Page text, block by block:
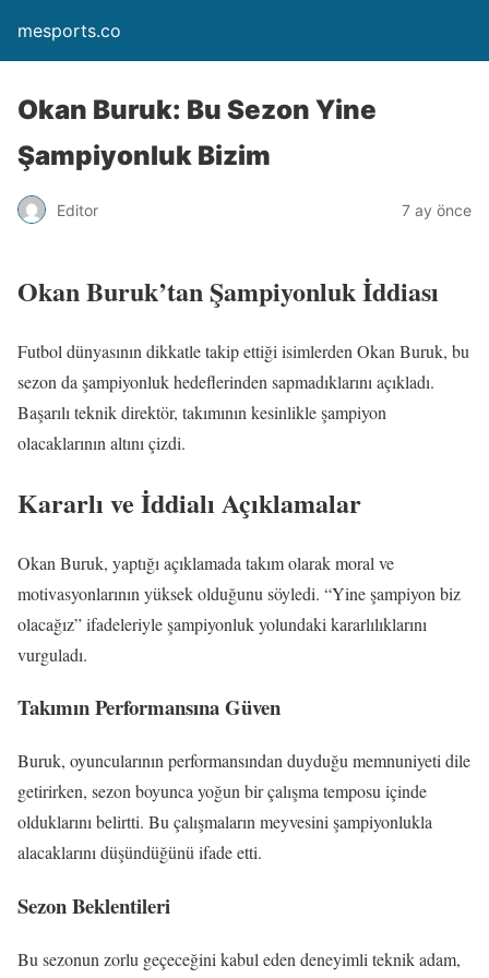
mesports.co
Okan Buruk: Bu Sezon Yine
Şampiyonluk Bizim
Editor 7 ay önce
Okan Buruk’tan Şampiyonluk İddiası
Futbol dünyasının dikkatle takip ettiği isimlerden Okan Buruk, bu
sezon da şampiyonluk hedeflerinden sapmadıklarını açıkladı.
Başarılı teknik direktör, takımının kesinlikle şampiyon
olacaklarının altını çizdi.
Kararlı ve İddialı Açıklamalar
Okan Buruk, yaptığı açıklamada takım olarak moral ve
motivasyonlarının yüksek olduğunu söyledi. “Yine şampiyon biz
olacağız” ifadeleriyle şampiyonluk yolundaki kararlılıklarını
vurguladı.
Takımın Performansına Güven
Buruk, oyuncularının performansından duyduğu memnuniyeti dile
getirirken, sezon boyunca yoğun bir çalışma temposu içinde
olduklarını belirtti. Bu çalışmaların meyvesini şampiyonlukla
alacaklarını düşündüğünü ifade etti.
Sezon Beklentileri
Bu sezonun zorlu geçeceğini kabul eden deneyimli teknik adam,